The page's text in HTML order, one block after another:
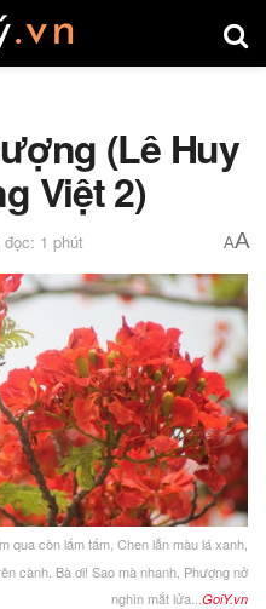
(Lê Huy
Việt 2)
đọc: 1 phút AA
qua còn lấm tấm, Chen lẫn màu lá xanh,
cành. Bà ơi! Sao mà nhanh, Phượng nở
nghìn mắt lửa... GoiY.vn